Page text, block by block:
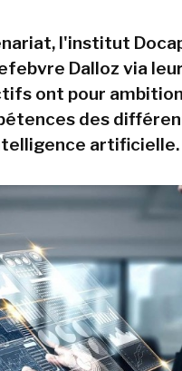
l'institut
Dalloz via
ont pour
des
artificielle.